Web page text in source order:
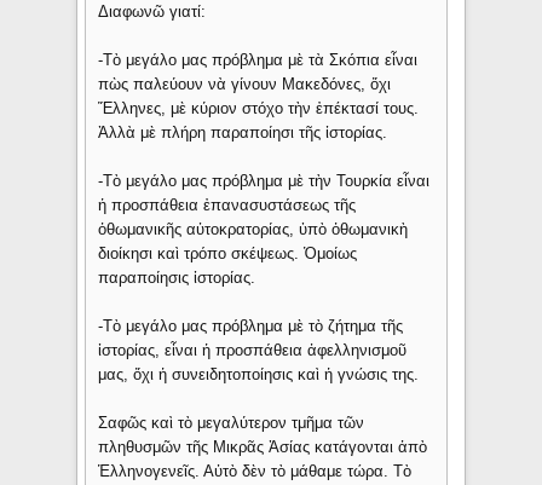
Διαφωνῶ γιατί:
-Τὸ μεγάλο μας πρόβλημα μὲ τὰ Σκόπια εἶναι
πὼς παλεύουν νὰ γίνουν Μακεδόνες, ὄχι
Ἕλληνες, μὲ κύριον στόχο τὴν ἐπέκτασί τους.
Ἀλλὰ μὲ πλήρη παραποίησι τῆς ἱστορίας.
-Τὸ μεγάλο μας πρόβλημα μὲ τὴν Τουρκία εἶναι
ἡ προσπάθεια ἐπανασυστάσεως τῆς
ὀθωμανικῆς αὐτοκρατορίας, ὑπὸ ὀθωμανικὴ
διοίκησι καὶ τρόπο σκέψεως. Ὁμοίως
παραποίησις ἱστορίας.
-Τὸ μεγάλο μας πρόβλημα μὲ τὸ ζήτημα τῆς
ἱστορίας, εἶναι ἡ προσπάθεια ἀφελληνισμοῦ
μας, ὄχι ἡ συνειδητοποίησις καὶ ἡ γνώσις της.
Σαφῶς καὶ τὸ μεγαλύτερον τμῆμα τῶν
πληθυσμῶν τῆς Μικρᾶς Ἀσίας κατάγονται ἀπὸ
Ἑλληνογενεῖς. Αὐτὸ δὲν τὸ μάθαμε τώρα. Τὸ